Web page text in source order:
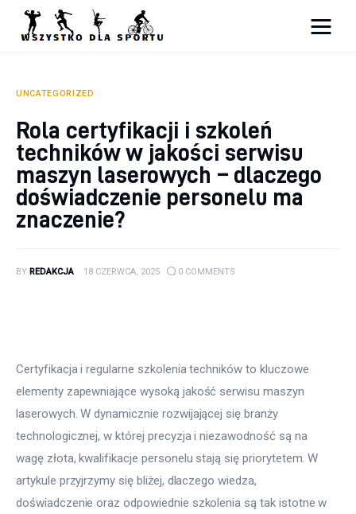
Zdrowie
Ciekawostki
Dziecko
Podróże
UNCATEGORIZED
Rola certyfikacji i szkoleń
techników w jakości serwisu
maszyn laserowych – dlaczego
doświadczenie personelu ma
znaczenie?
BY REDAKCJA 18 CZERWCA, 2025 0 COMMENTS
Certyfikacja i regularne szkolenia techników to kluczowe
elementy zapewniające wysoką jakość serwisu maszyn
laserowych. W dynamicznie rozwijającej się branży
technologicznej, w której precyzja i niezawodność są na
wagę złota, kwalifikacje personelu stają się priorytetem. W
artykule przyjrzymy się bliżej, dlaczego wiedza,
doświadczenie oraz odpowiednie szkolenia są tak istotne w